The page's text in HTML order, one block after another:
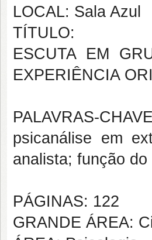
LOCAL: Sala Azul
TÍTULO:
ESCUTA EM
EXPERIÊNCIA
PALAVRAS-
psicanálise em
analista; função do
PÁGINAS: 122
GRANDE ÁREA: